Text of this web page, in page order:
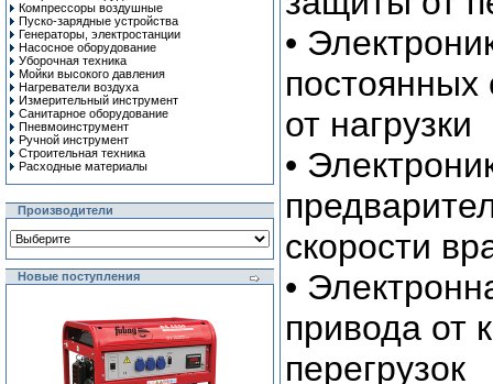
Компрессоры воздушные
Пуско-зарядные устройства
Генераторы, электростанции
Насосное оборудование
Уборочная техника
Мойки высокого давления
Нагреватели воздуха
Измерительный инструмент
Санитарное оборудование
Пневмоинструмент
Ручной инcтрумент
Строительная техника
Расходные материалы
Производители
Новые поступления
•
постоянных
от нагрузки
•
скорости
•
привода от
перегрузок